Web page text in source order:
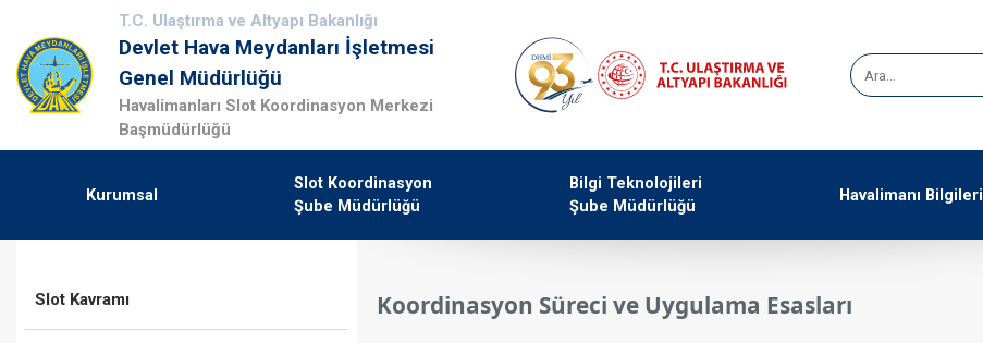
T.C. Ulaştırma ve Altyapı Bakanlığı
Devlet Hava Meydanları İşletmesi
Genel Müdürlüğü
Havalimanları Slot Koordinasyon Merkezi
Başmüdürlüğü
Kurumsal
Slot Koordinasyon
Şube Müdürlüğü
Bilgi Teknolojileri
Şube Müdürlüğü
Havalimanı Bilgileri
Slot Kavramı ​Koordinasyon Süreci ve Uygulama Esasları